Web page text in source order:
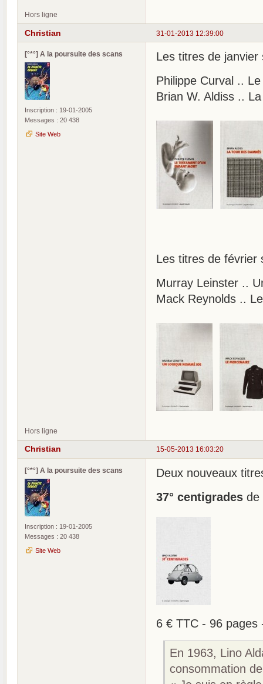
Hors ligne
31-01-2013 12:39:00
Christian
[°*°] A la poursuite des scans
Inscription : 19-01-2005
Messages : 20 438
Site Web
Les titres de janvier
Philippe Curval ..
Brian W. Aldiss ..
Les titres de février
Murray Leinster ..
Mack Reynolds ..
Hors ligne
15-05-2013 16:03:20
Christian
[°*°] A la poursuite des scans
Inscription : 19-01-2005
Messages : 20 438
Site Web
Deux nouveaux
37° centigrades de
6 € TTC - 96 pages
En 1963, Lino
consommation